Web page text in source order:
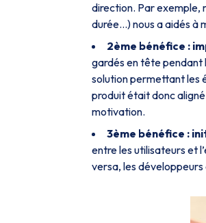
direction. Par exemple,
durée…) nous a aidés à
2ème bénéfice :
gardés en tête pendant
solution permettant les
produit était donc
motivation.
3ème bénéfice :
entre les utilisateurs et
versa, les